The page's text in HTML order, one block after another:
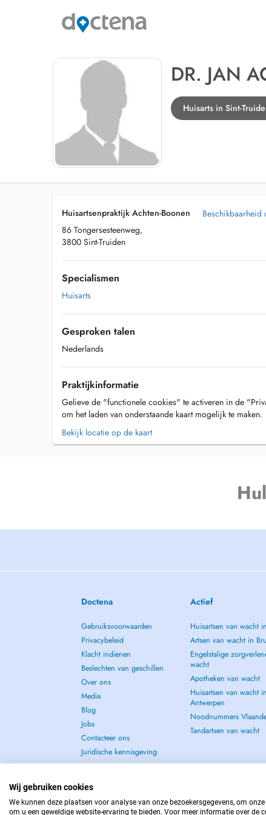
DR. JAN
Huisarts in Sint-
Huisartsenpraktijk Achten-Boonen
86 Tongersesteenweg,
3800 Sint-Truiden
Beschikbaarheid
Specialismen
Huisarts
Gesproken talen
Nederlands
Praktijkinformatie
Gelieve de "functionele cookies" te activeren in de
om het laden van onderstaande kaart mogelijk te maken.
Bekijk locatie op de kaart
Doctena
Gebruiksvoorwaarden
Privacybeleid
Klacht indienen
Beslechten van geschillen
Over ons
Media
Blog
Jobs
Contacteer ons
Juridische kennisgeving
Actief
Huisartsen van wacht
Artsen van wacht in
Engelstalige
wacht
Apotheken van wacht
Huisartsen van wacht in
Antwerpen
Noodnummers
Tandartsen van wacht
Wij gebruiken cookies
We kunnen deze plaatsen voor analyse van onze bezoekersgegevens, om
om u een geweldige website-ervaring te bieden. Voor meer informatie over de